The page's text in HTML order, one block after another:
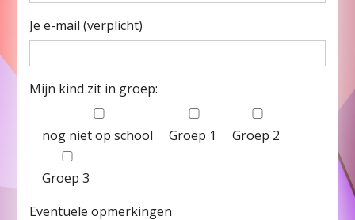
Je e-mail (verplicht)
Mijn kind zit in groep:
nog niet op school Groep 1 Groep 2
Groep 3
Eventuele opmerkingen